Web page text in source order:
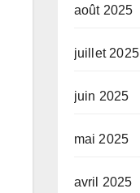
août 2025
juillet 2025
juin 2025
mai 2025
avril 2025